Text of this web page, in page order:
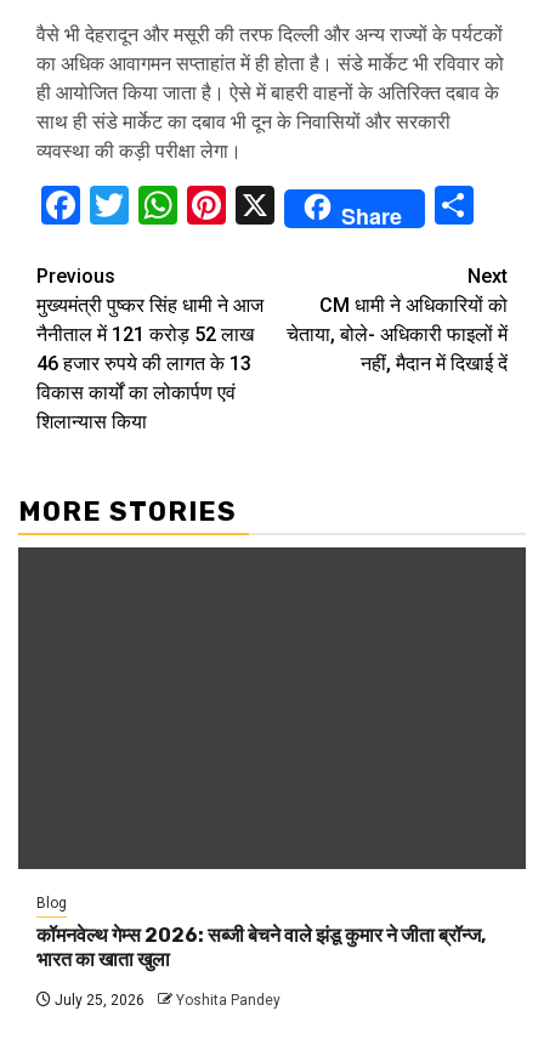
वैसे भी देहरादून और मसूरी की तरफ दिल्ली और अन्य राज्यों के पर्यटकों
का अधिक आवागमन सप्ताहांत में ही होता है। संडे मार्केट भी रविवार को
ही आयोजित किया जाता है। ऐसे में बाहरी वाहनों के अतिरिक्त दबाव के
साथ ही संडे मार्केट का दबाव भी दून के निवासियों और सरकारी
व्यवस्था की कड़ी परीक्षा लेगा।
Facebook
Twitter
WhatsApp
Pinterest
X Share
Continue
Reading
Previous
मुख्यमंत्री पुष्कर सिंह धामी ने आज
नैनीताल में 121 करोड़ 52 लाख
46 हजार रुपये की लागत के 13
विकास कार्यों का लोकार्पण एवं
शिलान्यास किया
Next
CM धामी ने अधिकारियों को
चेताया, बोले- अधिकारी फाइलों में
नहीं, मैदान में दिखाई दें
MORE STORIES
Blog
कॉमनवेल्थ गेम्स 2026: सब्जी बेचने वाले झंडू कुमार ने जीता ब्रॉन्ज,
भारत का खाता खुला
July 25, 2026 Yoshita Pandey